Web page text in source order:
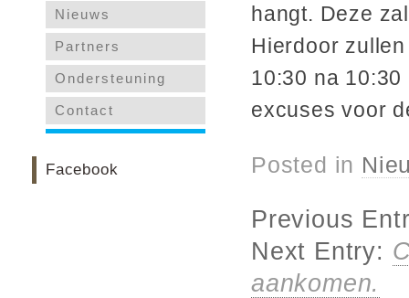
hangt. Deze
Hierdoor
10:30 na
excuses voor
Posted in
Previous
Next Entry:
aankomen.
Nieuws
Partners
Ondersteuning
Contact
Facebook